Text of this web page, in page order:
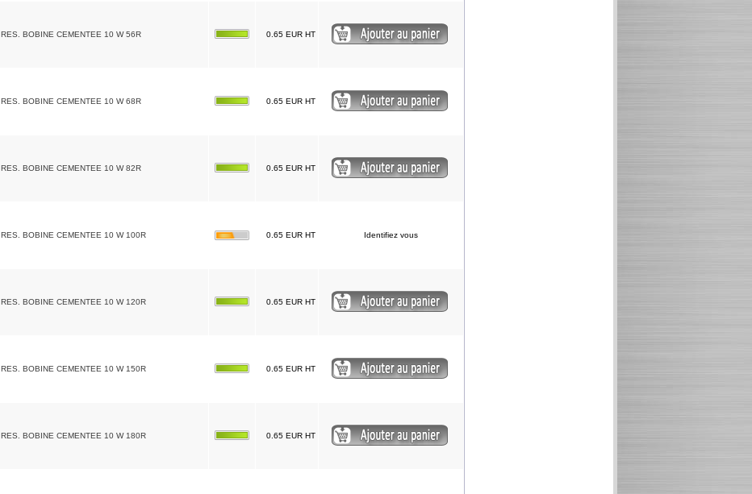
RES. BOBINE CEMENTEE 10 W 56R 0.65 EUR HT
RES. BOBINE CEMENTEE 10 W 68R 0.65 EUR HT
RES. BOBINE CEMENTEE 10 W 82R 0.65 EUR HT
RES. BOBINE CEMENTEE 10 W 100R 0.65 EUR HT Identifiez vous
RES. BOBINE CEMENTEE 10 W 120R 0.65 EUR HT
RES. BOBINE CEMENTEE 10 W 150R 0.65 EUR HT
RES. BOBINE CEMENTEE 10 W 180R 0.65 EUR HT